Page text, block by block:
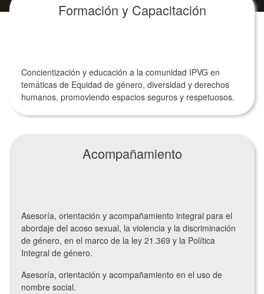
Formación y Capacitación
Concientización y educación a la comunidad IPVG en
temáticas de Equidad de género, diversidad y derechos
humanos, promoviendo espacios seguros y respetuosos.
Acompañamiento
Asesoría, orientación y acompañamiento integral para el
abordaje del acoso sexual, la violencia y la discriminación
de género, en el marco de la ley 21.369 y la Política
Integral de género.
Asesoría, orientación y acompañamiento en el uso de
nombre social.